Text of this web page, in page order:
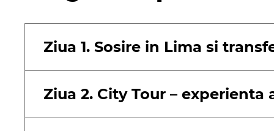
lapte, fructe si zahar pudra.
Ca un localnic: Chicherías, o
Ziua 1. Sosire in Lima si
Ziua 2. City Tour –